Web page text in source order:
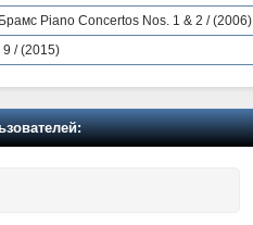
Piano Concertos Nos. 1 & 2 / (2006)
9 / (2015)